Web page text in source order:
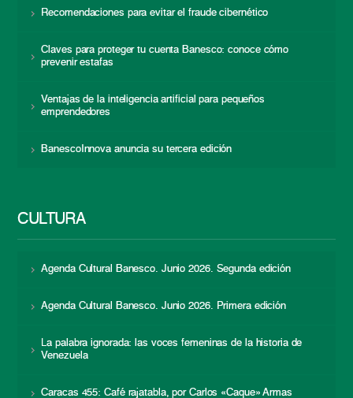
Recomendaciones para evitar el fraude cibernético
Claves para proteger tu cuenta Banesco: conoce cómo
prevenir estafas
Ventajas de la inteligencia artificial para pequeños
emprendedores
BanescoInnova anuncia su tercera edición
CULTURA
Agenda Cultural Banesco. Junio 2026. Segunda edición
Agenda Cultural Banesco. Junio 2026. Primera edición
La palabra ignorada: las voces femeninas de la historia de
Venezuela
Caracas 455: Café rajatabla, por Carlos «Caque» Armas